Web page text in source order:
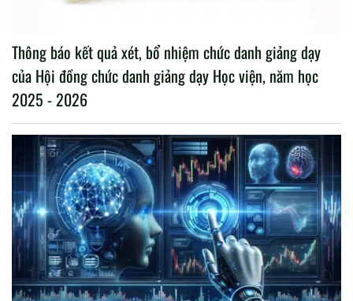
Thông báo kết quả xét, bổ nhiệm chức danh giảng dạy
của Hội đồng chức danh giảng dạy Học viện, năm học
2025 - 2026